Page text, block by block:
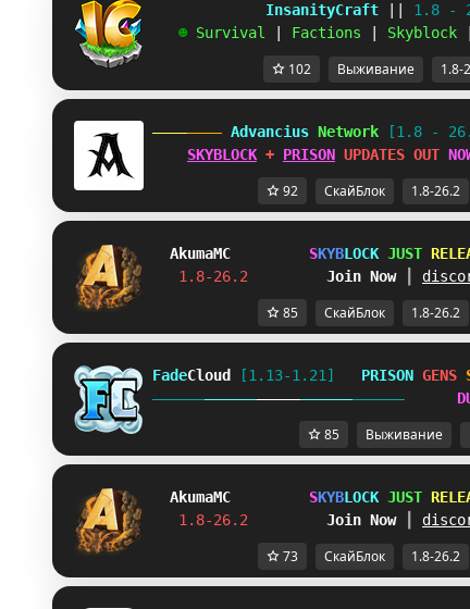
InsanityCraft
1.8 -
☻ Survival Factions Skyblock
102 Выживание 1.8-
Advancius Network
[1.8 -
SKYBLOCK + PRISON UPDATES OUT
92 СкайБлок 1.8-26.2
AkumaMC SKYBL OCK JUST REL E
1.8-26.2 Join Now
85 СкайБлок 1.8-26.2
FadeCloud [1.13-1.21] PRISON GENS
85 Выживание
AkumaMC SKYBL OCK JUST REL E
1.8-26.2 Join Now
73 СкайБлок 1.8-26.2